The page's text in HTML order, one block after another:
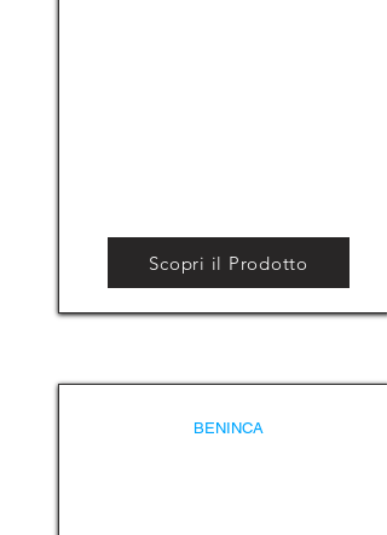
Scopri il Prodotto
BENINCA